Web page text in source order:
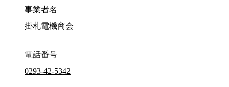
事業者名
掛札電機商会
電話番号
0293-42-5342